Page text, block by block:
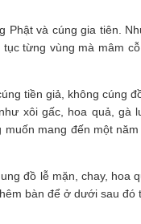
Phật và cúng gia tiên.
từng vùng mà mâm
tiền giả, không cúng
xôi gấc, hoa quả, gà
mang đến một
đồ lễ mặn, chay, hoa
bàn để ở dưới sau đó